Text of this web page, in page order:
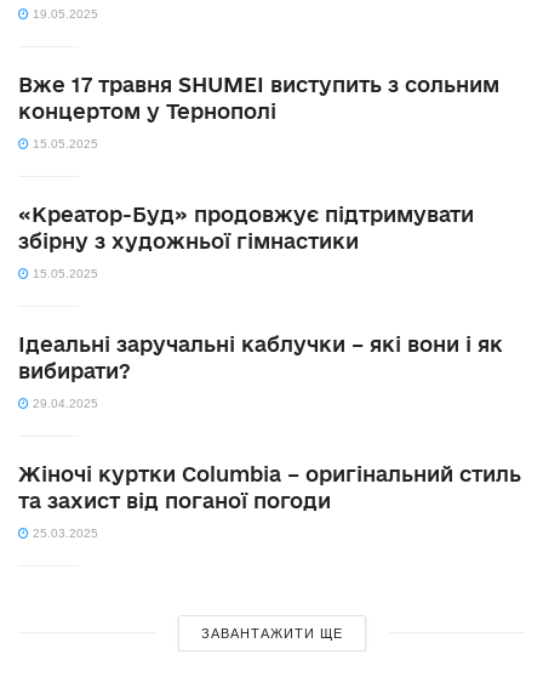
19.05.2025
Вже 17 травня SHUMEI виступить з сольним
концертом у Тернополі
15.05.2025
«Креатор-Буд» продовжує підтримувати
збірну з художньої гімнастики
15.05.2025
Ідеальні заручальні каблучки – які вони і як
вибирати?
29.04.2025
Жіночі куртки Columbia – оригінальний стиль
та захист від поганої погоди
25.03.2025
ЗАВАНТАЖИТИ ЩЕ